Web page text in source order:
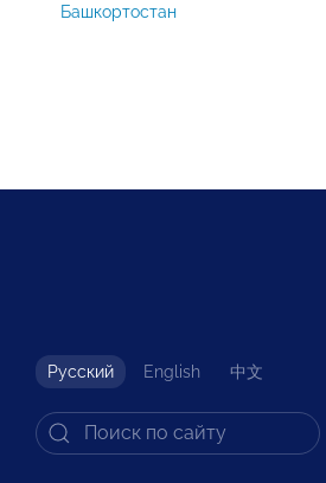
Башкортостан
Русский English 中文